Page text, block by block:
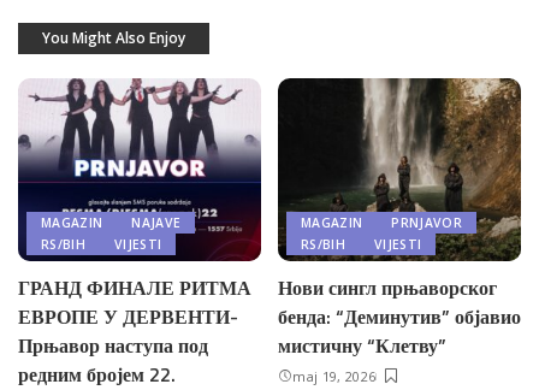
You Might Also Enjoy
MAGAZIN
NAJAVE
RS/BIH
VIJESTI
ГРАНД ФИНАЛЕ РИТМА
ЕВРОПЕ У ДЕРВЕНТИ-
Прњавор наступа под
редним бројем 22.
MAGAZIN
PRNJAVOR
RS/BIH
VIJESTI
Нови сингл прњаворског
бенда: “Деминутив” објавио
мистичну “Клетву”
maj 19, 2026